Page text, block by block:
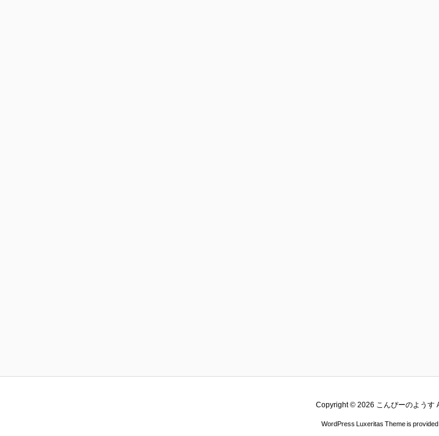
Copyright © 2026 こんぴーのようす
WordPress Luxeritas Theme is provided